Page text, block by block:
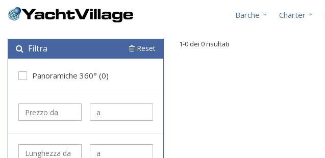
Barche Charter
Filtra Reset
Panoramiche 360° (0)
1-0 dei 0 risultati